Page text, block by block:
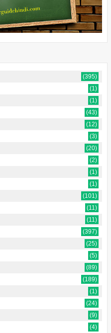
(395)
(1)
(1)
(43)
(12)
(3)
(20)
(2)
(1)
(1)
(101)
(11)
(11)
(397)
(25)
(5)
(89)
(189)
(1)
(24)
(9)
(4)